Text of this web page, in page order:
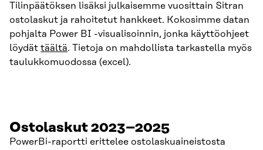
Tilinpäätöksen lisäksi julkaisemme vuosittain Sitran
ostolaskut ja rahoitetut hankkeet. Kokosimme datan
pohjalta Power BI -visualisoinnin, jonka käyttöohjeet
löydät täältä. Tietoja on mahdollista tarkastella myös
taulukkomuodossa (excel).
Ostolaskut 2023–2025
PowerBi-raportti erittelee ostolaskuaineistosta